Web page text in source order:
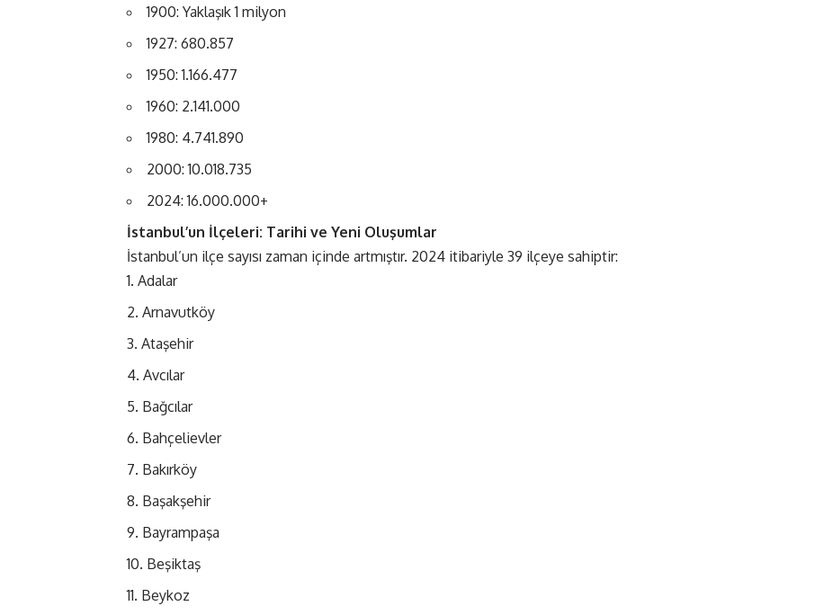
1900: Yaklaşık 1 milyon
1927: 680.857
1950: 1.166.477
1960: 2.141.000
1980: 4.741.890
2000: 10.018.735
2024: 16.000.000+
İstanbul’un İlçeleri: Tarihi ve Yeni Oluşumlar
İstanbul’un ilçe sayısı zaman içinde artmıştır. 2024 itibariyle 39 ilçeye sahiptir:
Adalar
Arnavutköy
Ataşehir
Avcılar
Bağcılar
Bahçelievler
Bakırköy
Başakşehir
Bayrampaşa
Beşiktaş
Beykoz